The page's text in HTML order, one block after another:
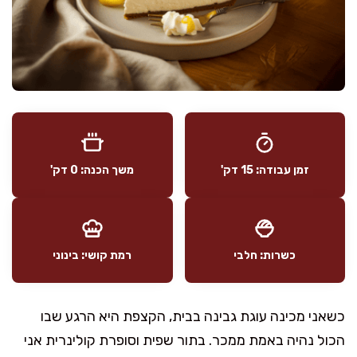
זמן עבודה: 15 דק' משך הכנה: 0 דק'
כשרות: חלבי רמת קושי: בינוני
כשאני מכינה עוגת גבינה בבית, הקצפת היא הרגע שבו
הכול נהיה באמת ממכר. בתור שפית וסופרת קולינרית אני